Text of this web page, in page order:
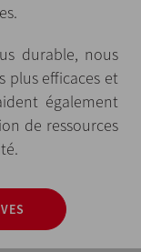
durable, nous
plus efficaces et
également
de ressources